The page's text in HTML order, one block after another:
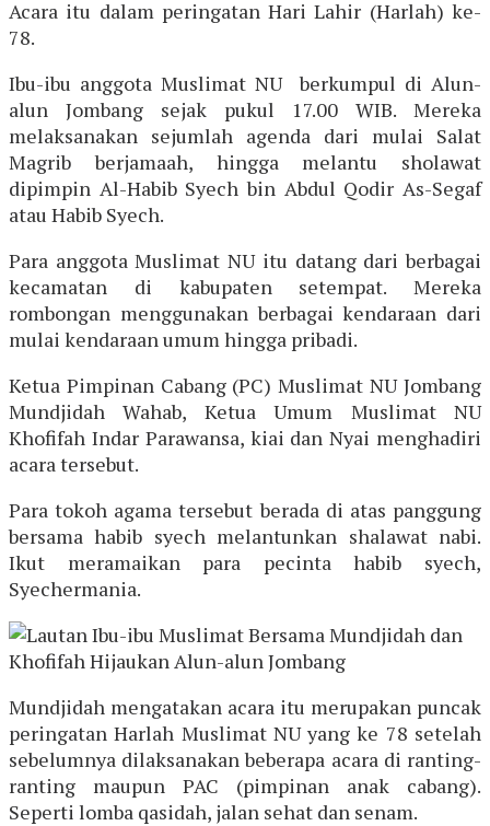
Acara itu dalam peringatan Hari Lahir (Harlah) ke-
78.
Ibu-ibu anggota Muslimat NU berkumpul di Alun-
alun Jombang sejak pukul 17.00 WIB. Mereka
melaksanakan sejumlah agenda dari mulai Salat
Magrib berjamaah, hingga melantu sholawat
dipimpin Al-Habib Syech bin Abdul Qodir As-Segaf
atau Habib Syech.
Para anggota Muslimat NU itu datang dari berbagai
kecamatan di kabupaten setempat. Mereka
rombongan menggunakan berbagai kendaraan dari
mulai kendaraan umum hingga pribadi.
Ketua Pimpinan Cabang (PC) Muslimat NU Jombang
Mundjidah Wahab, Ketua Umum Muslimat NU
Khofifah Indar Parawansa, kiai dan Nyai menghadiri
acara tersebut.
Para tokoh agama tersebut berada di atas panggung
bersama habib syech melantunkan shalawat nabi.
Ikut meramaikan para pecinta habib syech,
Syechermania.
Mundjidah mengatakan acara itu merupakan puncak
peringatan Harlah Muslimat NU yang ke 78 setelah
sebelumnya dilaksanakan beberapa acara di ranting-
ranting maupun PAC (pimpinan anak cabang).
Seperti lomba qasidah, jalan sehat dan senam.